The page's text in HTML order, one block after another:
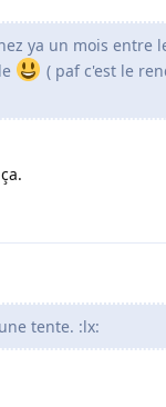
ya un mois entre
( paf c'est le
tente. :lx: